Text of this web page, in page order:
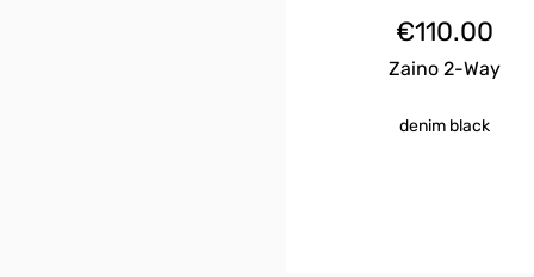
€110.00
Zaino 2-Way
denim black